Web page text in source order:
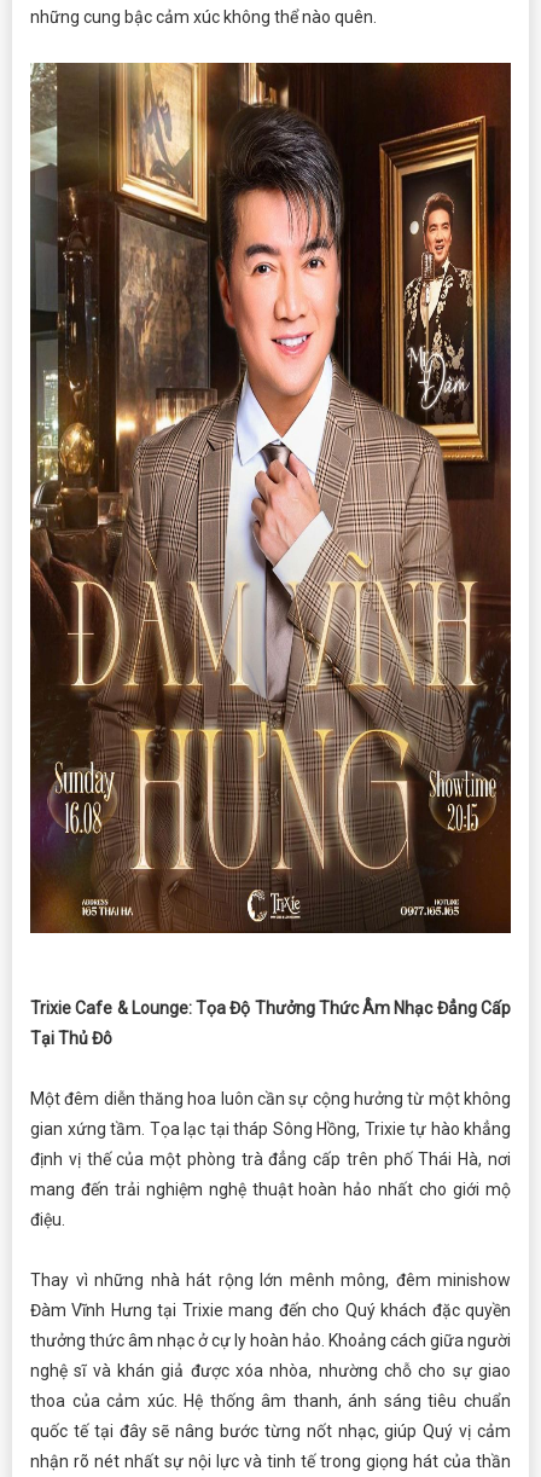
những cung bậc cảm xúc không thể nào quên.
Trixie Cafe & Lounge: Tọa Độ Thưởng Thức Âm Nhạc Đẳng Cấp
Tại Thủ Đô
Một đêm diễn thăng hoa luôn cần sự cộng hưởng từ một không
gian xứng tầm. Tọa lạc tại tháp Sông Hồng, Trixie tự hào khẳng
định vị thế của một phòng trà đẳng cấp trên phố Thái Hà, nơi
mang đến trải nghiệm nghệ thuật hoàn hảo nhất cho giới mộ
điệu.
Thay vì những nhà hát rộng lớn mênh mông, đêm minishow
Đàm Vĩnh Hưng tại Trixie mang đến cho Quý khách đặc quyền
thưởng thức âm nhạc ở cự ly hoàn hảo. Khoảng cách giữa người
nghệ sĩ và khán giả được xóa nhòa, nhường chỗ cho sự giao
thoa của cảm xúc. Hệ thống âm thanh, ánh sáng tiêu chuẩn
quốc tế tại đây sẽ nâng bước từng nốt nhạc, giúp Quý vị cảm
nhận rõ nét nhất sự nội lực và tinh tế trong giọng hát của thần